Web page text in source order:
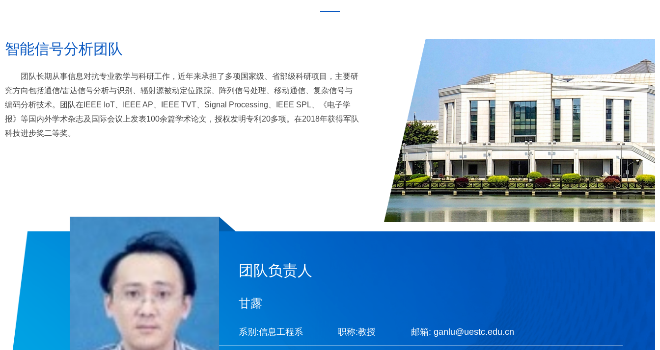
智能信号分析团队
团队长期从事信息对抗专业教学与科研工作，近年来承担了多项国家级、省部级科研项目，主要研
究方向包括通信/雷达信号分析与识别、辐射源被动定位跟踪、阵列信号处理、移动通信、复杂信号与
编码分析技术。团队在 IEEE IoT IEEE AP IEEE TVT Signal Processing IEEE SPL 、《电子学
报》等国内外学术杂志及国际会议上发表100余篇学术论文，授权发明专利 20多项。在2018年获得军队
科技进步奖二等奖。
团队负责人
甘露
系别:信息工程系 职称:教授 邮箱: ganlu@uestc.edu.cn